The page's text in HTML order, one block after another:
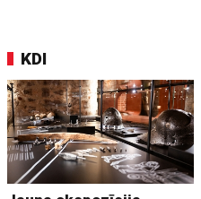
KDI